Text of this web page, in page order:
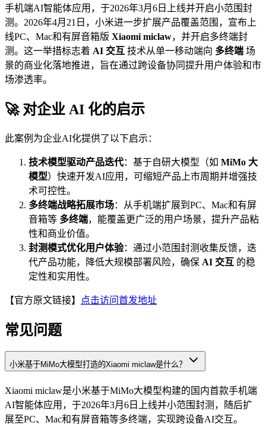
手机端AI智能体应用，于2026年3月6日上线并开启小范围封
测。2026年4月21日，小米进一步扩展产品覆盖范围，宣布上
线PC、Mac和有屏音箱版 Xiaomi miclaw，并开启多终端封
测。这一举措标志着 AI 交互 技术从单一移动端向 多终端 场
景的商业化落地推进，旨在通过跨设备协同提升用户体验和市
场渗透率。
🚀 对企业 AI 化的启示
此案例为企业AI化提供了以下启示：
技术模型驱动产品迭代：基于自研大模型（如 MiMo 大
模型）快速开发AI应用，可缩短产品上市周期并增强技
术可控性。
多终端战略拓展市场：从手机端扩展到PC、Mac和有屏
音箱等 多终端，能覆盖更广泛的用户场景，提升产品粘
性和商业价值。
封测模式优化用户体验：通过小范围封测收集反馈，迭
代产品功能，降低大规模部署风险，确保 AI 交互 的稳
定性和实用性。
【官方原文链接】 点击访问首发地址
常见问题
小米基于MiMo大模型打造的Xiaomi miclaw是什么？
Xiaomi miclaw是小米基于MiMo大模型构建的国内首款手机端
AI智能体应用，于2026年3月6日上线并小范围封测，随后扩
展至PC、Mac和有屏音箱等多终端，实现跨设备AI交互。